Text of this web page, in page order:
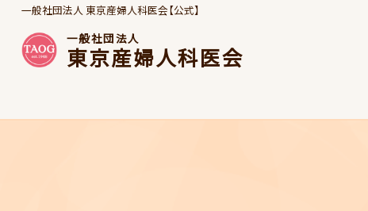
一般社団法人 東京産婦人科医会【公式】
一般社団法人
東京産婦人科医会